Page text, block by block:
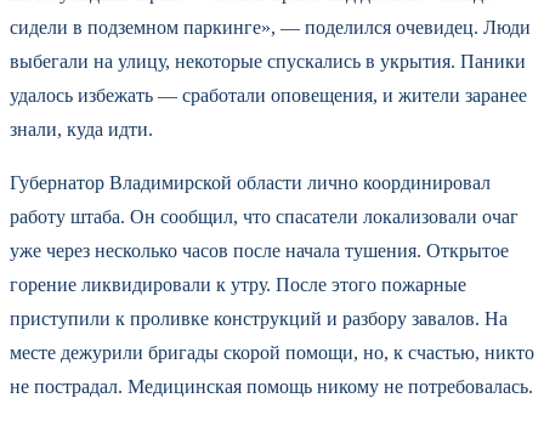
сидели в подземном паркинге», — поделился очевидец. Люди
выбегали на улицу, некоторые спускались в укрытия. Паники
удалось избежать — сработали оповещения, и жители заранее
знали, куда идти.
Губернатор Владимирской области лично координировал
работу штаба. Он сообщил, что спасатели локализовали очаг
уже через несколько часов после начала тушения. Открытое
горение ликвидировали к утру. После этого пожарные
приступили к проливке конструкций и разбору завалов. На
месте дежурили бригады скорой помощи, но, к счастью, никто
не пострадал. Медицинская помощь никому не потребовалась.